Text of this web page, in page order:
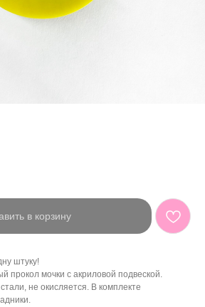
в корзину
штуку!
прокол мочки с акриловой подвеской.
не окисляется. В комплекте